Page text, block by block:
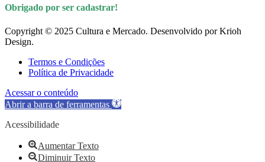
Obrigado por ser cadastrar!
Copyright © 2025 Cultura e Mercado. Desenvolvido por Krioh
Design.
Termos e Condições
Política de Privacidade
Acessar o conteúdo
Abrir a barra de ferramentas
Acessibilidade
Aumentar Texto
Diminuir Texto